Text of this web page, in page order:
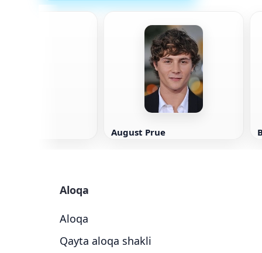
August Prue
Aloqa
Aloqa
Qayta aloqa shakli